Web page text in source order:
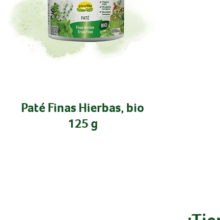
Paté Finas Hierbas, bio
125 g